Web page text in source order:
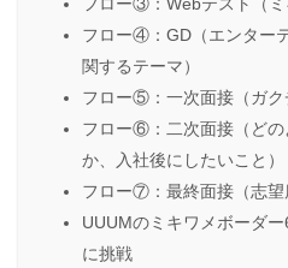
フロー④：GD（エンター
関するテーマ）
フロー⑤：一次面接（ガク
フロー⑥：二次面接（どの
か、入社後にしたいこと）
フロー⑦：最終面接（志望
UUUMのミキワメボーダ
に挑戦